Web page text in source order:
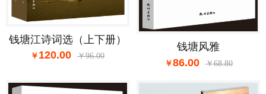
钱塘江诗词选（上下册）
120.00
96.00
钱塘风雅
86.00
68.80